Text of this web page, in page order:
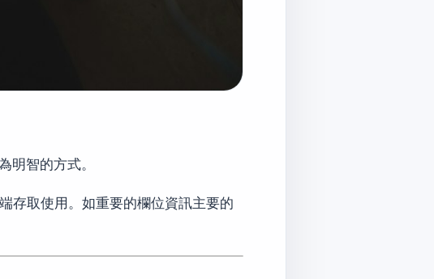
明智的方式。
存取使用。如重要的欄位資訊主要的